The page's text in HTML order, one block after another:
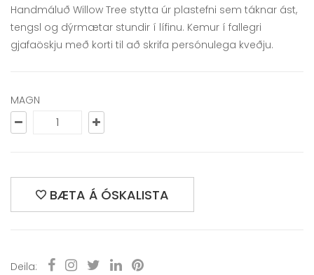
Handmáluð Willow Tree stytta úr plastefni sem táknar ást,
tengsl og dýrmætar stundir í lífinu. Kemur í fallegri
gjafaöskju með korti til að skrifa persónulega kveðju.
MAGN
BÆTA Á ÓSKALISTA
Deila: